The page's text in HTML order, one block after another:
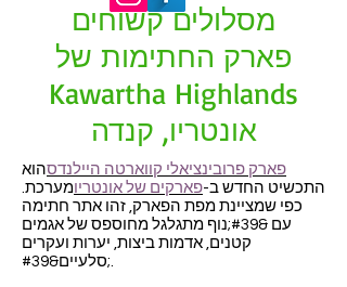
מסלולים קשוחים
פארק החתימות של
Kawartha Highlands
אונטריו, קנדה
פארק פרובינציאלי קווארטה היילנדסהוא
התכשיט החדש ב-פארקים של אונטריומערכת.
כפי שמציינת מפת הפארק, זהו אתר חתימה
עם &#39;נוף מתגלגל מחוספס של אגמים
קטנים, אדמות ביצות, יערות ועקרים
סלעיים&#39;.